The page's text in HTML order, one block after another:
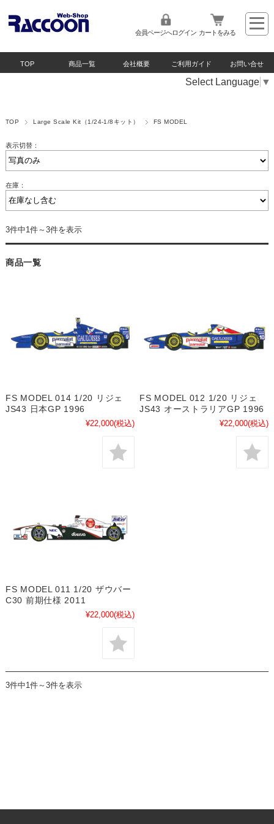
会員ページへログイン カートをみる
TOP 商品一覧 会社概要 ご利用ガイド お問い合せ
Select Language ▼
TOP Large Scale Kit（1/24-1/8キット） FS MODEL
表示切替：
在庫：
3件中1件～3件を表示
商品一覧
FS MODEL 014 1/20 リジェ
JS43 日本GP 1996
¥22,000(税込)
FS MODEL 012 1/20 リジェ
JS43 オーストラリアGP 1996
¥22,000(税込)
FS MODEL 011 1/20 ザウバー
C30 前期仕様 2011
¥22,000(税込)
3件中1件～3件を表示